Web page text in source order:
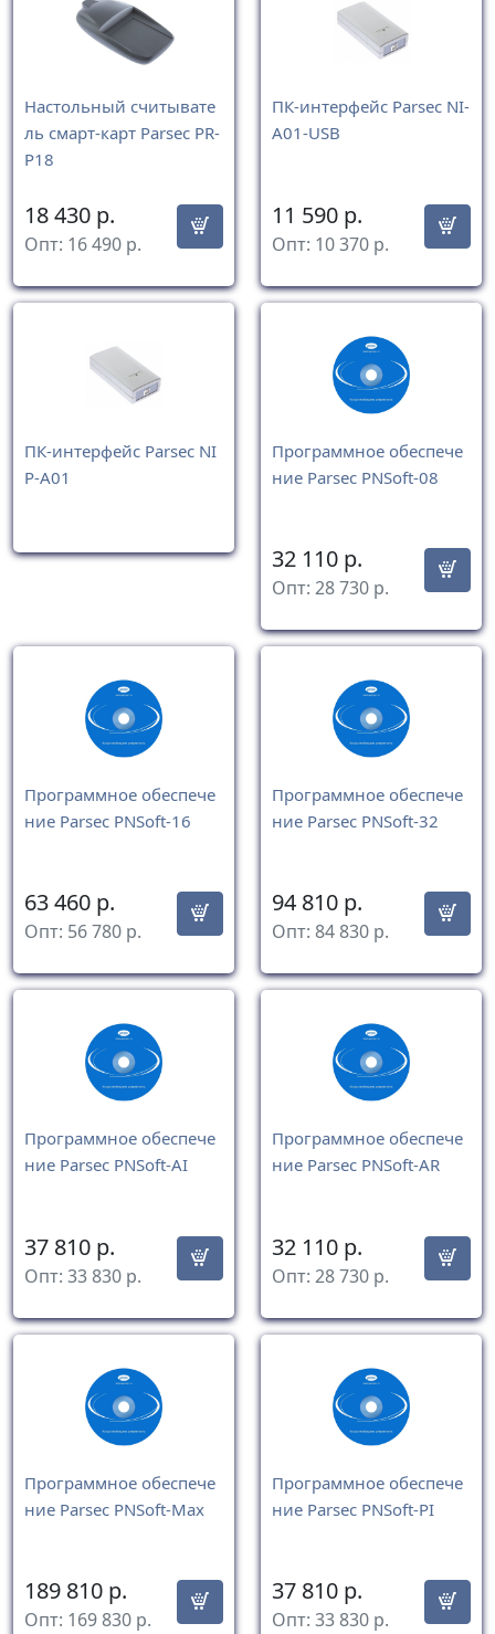
Настольный считывате
ль смарт-карт Parsec PR-
P18
18 430 р.
Опт: 16 490 р.
ПК-интерфейс Parsec NI-
A01-USB
11 590 р.
Опт: 10 370 р.
ПК-интерфейс Parsec NI
P-A01
Программное обеспече
ние Parsec PNSoft-08
32 110 р.
Опт: 28 730 р.
Программное обеспече
ние Parsec PNSoft-16
63 460 р.
Опт: 56 780 р.
Программное обеспече
ние Parsec PNSoft-32
94 810 р.
Опт: 84 830 р.
Программное обеспече
ние Parsec PNSoft-AI
37 810 р.
Опт: 33 830 р.
Программное обеспече
ние Parsec PNSoft-AR
32 110 р.
Опт: 28 730 р.
Программное обеспече
ние Parsec PNSoft-Max
189 810 р.
Опт: 169 830 р.
Программное обеспече
ние Parsec PNSoft-PI
37 810 р.
Опт: 33 830 р.